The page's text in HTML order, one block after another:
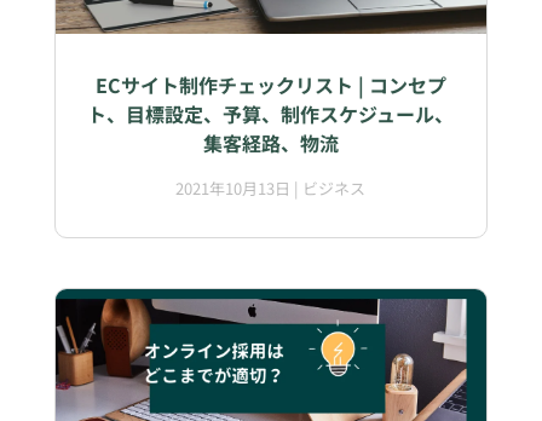
ECサイト制作チェックリスト | コンセプ
ト、目標設定、予算、制作スケジュール、
集客経路、物流
2021年10月13日 | ビジネス